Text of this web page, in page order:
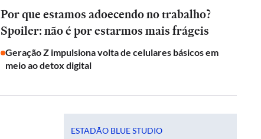
Por que estamos adoecendo no trabalho?
Spoiler: não é por estarmos mais frágeis
Geração Z impulsiona volta de celulares básicos em
meio ao detox digital
ESTADÃO BLUE STUDIO